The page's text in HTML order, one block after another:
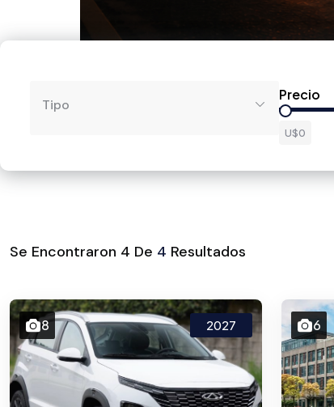
Tipo
Precio
U$0
Se Encontraron 4 De 4 Resultados
8 2027 6